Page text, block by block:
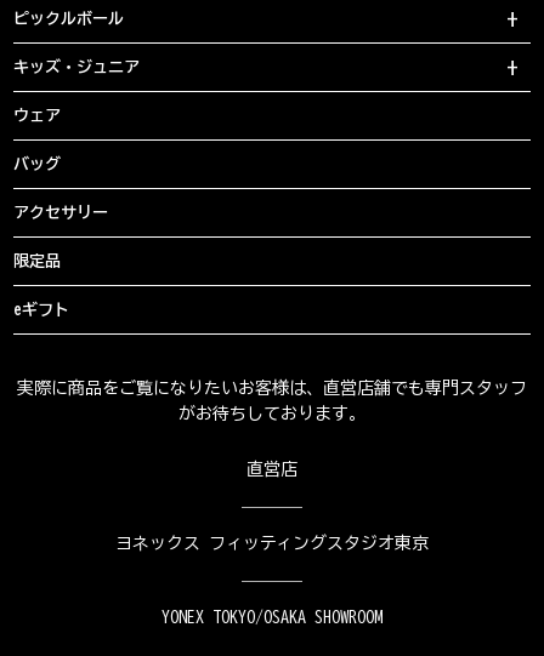
ピックルボール
キッズ・ジュニア
ウェア
バッグ
アクセサリー
限定品
eギフト
実際に商品をご覧になりたいお客様は、直営店舗でも専門スタッフ
がお待ちしております。
直営店
ヨネックス フィッティングスタジオ東京
YONEX TOKYO/OSAKA SHOWROOM